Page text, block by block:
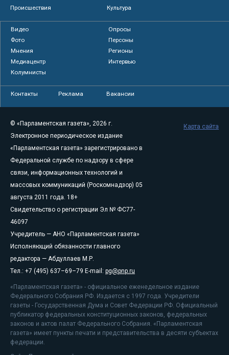
Происшествия
Культура
Видео
Опросы
Фото
Персоны
Мнения
Регионы
Медиацентр
Интервью
Колумнисты
Контакты Реклама Вакансии
© «Парламентская газета», 2026 г.
Электронное периодическое издание
«Парламентская газета» зарегистрировано в
Федеральной службе по надзору в сфере
связи, информационных технологий и
массовых коммуникаций (Роскомнадзор) 05
августа 2011 года. 18+
Свидетельство о регистрации Эл № ФС77-
46097
Учредитель — АНО «Парламентская газета»
Исполняющий обязанности главного
редактора — Абдуллаев М.Р.
Тел.: +7 (495) 637–69–79 E-mail: pg@pnp.ru
«Парламентская газета» - официальное еженедельное издание
Федерального Собрания РФ. Издается с 1997 года. Учредители
газеты - Государственная Дума и Совет Федерации РФ. Официальный
публикатор федеральных конституционных законов, федеральных
законов и актов палат Федерального Собрания. «Парламентская
газета» имеет пункты печати и представительства в десяти субъектах
федерации.
Карта сайта